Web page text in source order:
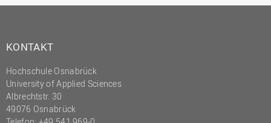
Recht
Science to Business GmbH
Studierendensekretariat
Studium und Lehre
KONTAKT
Hochschule Osnabrück
University of Applied Sciences
Albrechtstr. 30
49076 Osnabrück